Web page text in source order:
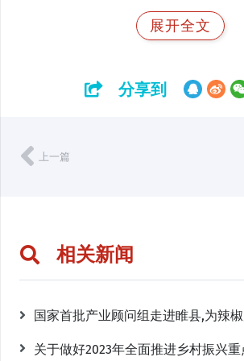
板村，为其他村的人居环境整治
织街道各村党员干部观摩学习样
工作，迅速呈现你追我赶、创
下一步，铁山街道广大干部
乡愁的美丽家园。（
展开全文
分享到
上一篇
相关新闻